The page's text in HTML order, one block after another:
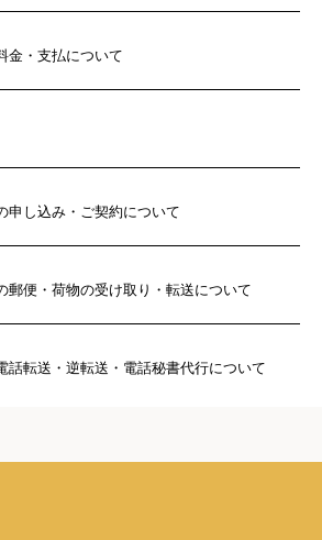
金・支払について
申し込み・ご契約について
郵便・荷物の受け取り・転送について
話転送・逆転送・電話秘書代行について